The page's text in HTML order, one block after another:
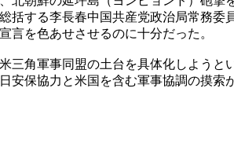
する李長春中国共産党政治局常務
言を色あせさせるのに十分だった。
角軍事同盟の土台を具体化しよう
保協力と米国を含む軍事協調の摸